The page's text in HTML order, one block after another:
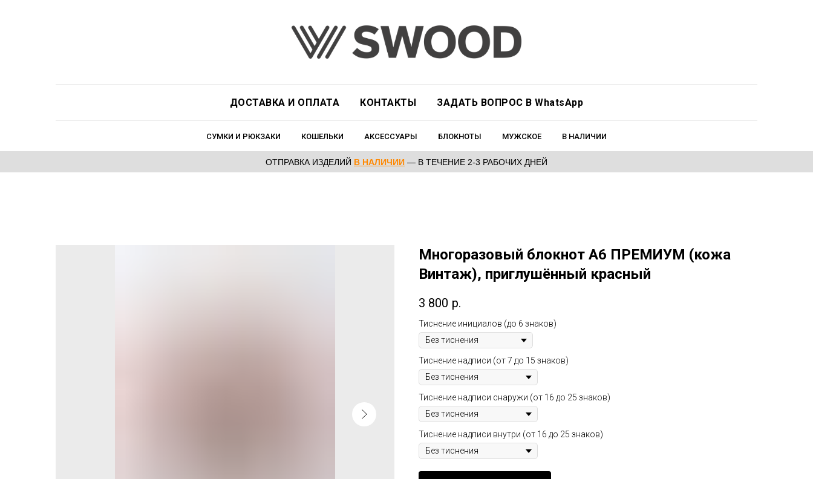
ДОСТАВКА И ОПЛАТА КОНТАКТЫ ЗАДАТЬ ВОПРОС В WhatsApp
СУМКИ И РЮКЗАКИ КОШЕЛЬКИ АКСЕССУАРЫ БЛОКНОТЫ МУЖСКОЕ В НАЛИЧИИ
ОТПРАВКА ИЗДЕЛИЙ В НАЛИЧИИ — В ТЕЧЕНИЕ 2-3 РАБОЧИХ ДНЕЙ
Многоразовый блокнот А6 ПРЕМИУМ (кожа
Винтаж), приглушённый красный
3 800 р.
Тиснение инициалов (до 6 знаков)
Тиснение надписи (от 7 до 15 знаков)
Тиснение надписи снаружи (от 16 до 25 знаков)
Тиснение надписи внутри (от 16 до 25 знаков)